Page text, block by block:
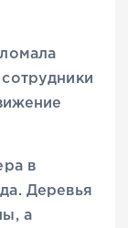
в
Деревья
а